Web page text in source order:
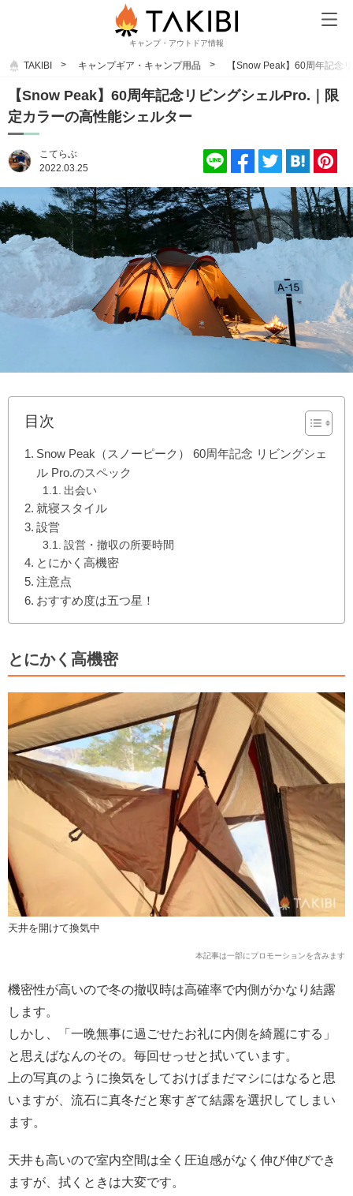
キャンプ・アウトドア情報
TAKIBI キャンプギア・キャンプ用品 【Snow Peak】60周年記念
【Snow Peak】60周年記念リビングシェルPro.｜限
定カラーの高性能シェルター
こてらぶ
2022.03.25
目次
Snow Peak（スノーピーク） 60周年記念 リビングシェ
ル Pro.のスペック
出会い
就寝スタイル
設営
設営・撤収の所要時間
とにかく高機密
注意点
おすすめ度は五つ星！
とにかく高機密
天井を開けて換気中
本記事は一部にプロモーションを含みます
機密性が高いので冬の撤収時は高確率で内側がかなり結露
します。
しかし、「一晩無事に過ごせたお礼に内側を綺麗にする」
と思えばなんのその。毎回せっせと拭いています。
上の写真のように換気をしておけばまだマシにはなると思
いますが、流石に真冬だと寒すぎて結露を選択してしまい
ます。
天井も高いので室内空間は全く圧迫感がなく伸び伸びでき
ますが、拭くときは大変です。